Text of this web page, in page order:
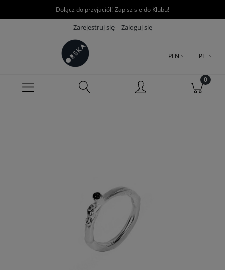
Dołącz do przyjaciół! Zapisz się do Klubu!
Zarejestruj się Zaloguj się
PLN PL